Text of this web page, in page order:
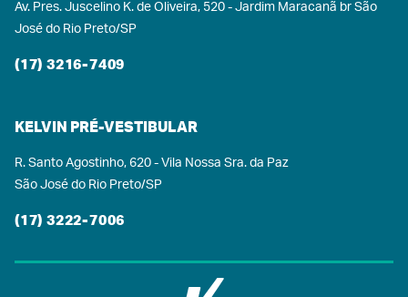
Av. Pres. Juscelino K. de Oliveira, 520 - Jardim Maracanã br São
José do Rio Preto/SP
(17) 3216-7409
KELVIN PRÉ-VESTIBULAR
R. Santo Agostinho, 620 - Vila Nossa Sra. da Paz
São José do Rio Preto/SP
(17) 3222-7006